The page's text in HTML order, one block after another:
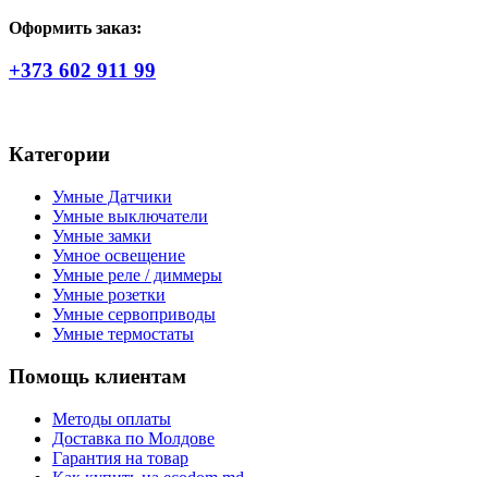
Оформить заказ:
+373 602 911 99
Категории
Умные Датчики
Умные выключатели
Умные замки
Умное освещение
Умные реле / диммеры
Умные розетки
Умные сервоприводы
Умные термостаты
Помощь клиентам
Методы оплаты
Доставка по Молдове
Гарантия на товар